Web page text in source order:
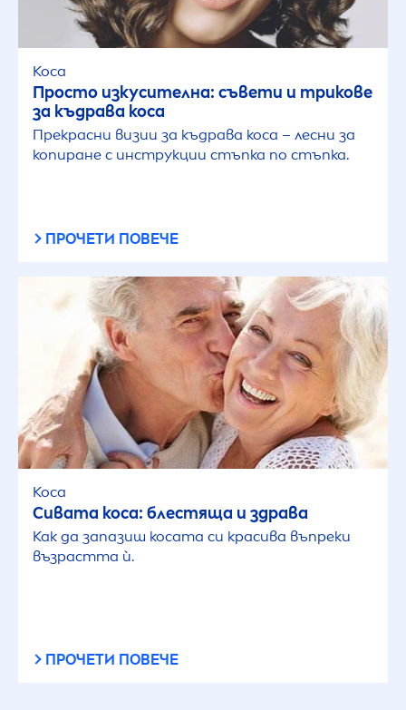
Коса
Просто изкусителна: съвети и трикове
за къдрава коса
Прекрасни визии за къдрава коса – лесни за
копиране с инструкции стъпка по стъпка.
ПРОЧЕТИ ПОВЕЧЕ
Коса
Сивата коса: блестяща и здрава
Как да запазиш косата си красива въпреки
възрастта ѝ.
ПРОЧЕТИ ПОВЕЧЕ